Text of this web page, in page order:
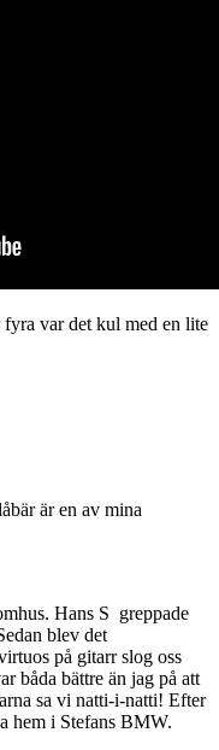
var det kul med en lite
är en av mina
Hans S greppade
blev det
på gitarr slog oss
båda bättre än jag på att
sa vi natti-i-natti! Efter
hem i Stefans BMW.